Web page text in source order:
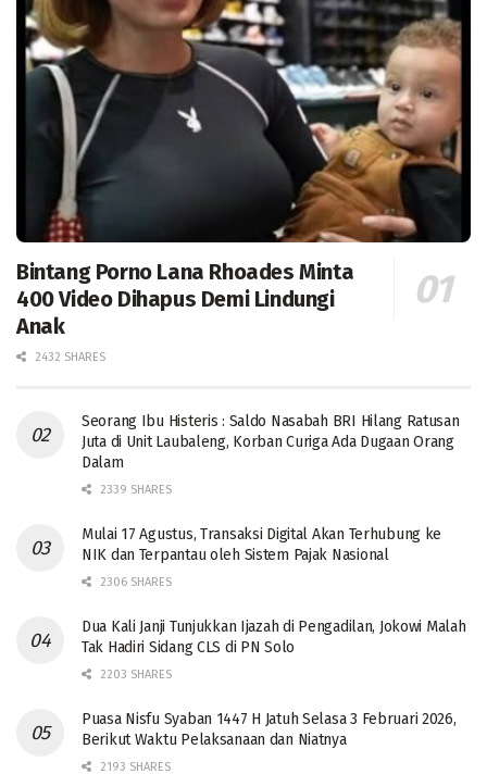
Bintang Porno Lana Rhoades Minta
400 Video Dihapus Demi Lindungi
Anak
2432 SHARES
Seorang Ibu Histeris : Saldo Nasabah BRI Hilang Ratusan
Juta di Unit Laubaleng, Korban Curiga Ada Dugaan Orang
Dalam
2339 SHARES
Mulai 17 Agustus, Transaksi Digital Akan Terhubung ke
NIK dan Terpantau oleh Sistem Pajak Nasional
2306 SHARES
Dua Kali Janji Tunjukkan Ijazah di Pengadilan, Jokowi Malah
Tak Hadiri Sidang CLS di PN Solo
2203 SHARES
Puasa Nisfu Syaban 1447 H Jatuh Selasa 3 Februari 2026,
Berikut Waktu Pelaksanaan dan Niatnya
2193 SHARES